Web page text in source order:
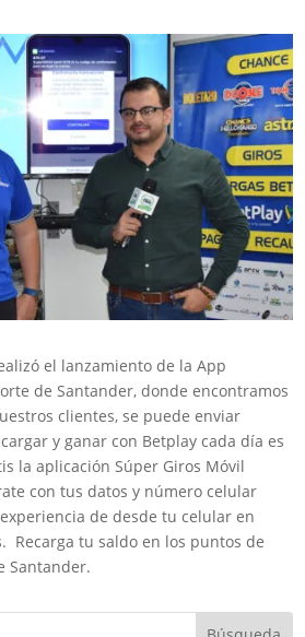
el lanzamiento de la App
de Santander, donde encontramos
clientes, se puede enviar
y ganar con Betplay cada día es
la aplicación Súper Giros Móvil
con tus datos y número celular
de desde tu celular en
Recarga tu saldo en los puntos de
Santander.